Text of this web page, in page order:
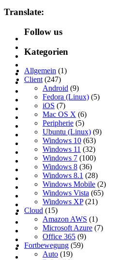
Translate:
Follow us
Kategorien
Allgemein (1)
Client (247)
Android (9)
Fedora (Linux) (5)
iOS (7)
Mac OS X (6)
Peripherie (5)
Ubuntu (Linux) (9)
Windows 10 (63)
Windows 11 (32)
Windows 7 (100)
Windows 8 (36)
Windows 8.1 (28)
Windows Mobile (2)
Windows Vista (65)
Windows XP(21)
Cloud (15)
Amazon AWS (1)
Microsoft Azure (7)
Office 365 (9)
Fortbewegung (59)
Auto (19)